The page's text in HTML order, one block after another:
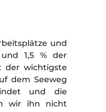
und
1,5 % der
der wichtigste
dem Seeweg
und die
wir ihn nicht